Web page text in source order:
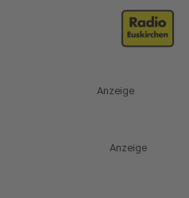
Anzeige
Anzeige